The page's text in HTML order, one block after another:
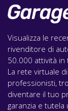
Visualizza le
rivenditore di
50.000 attività in
La rete virtuale
professionisti,
diventare il tuo
garanzia e tutela